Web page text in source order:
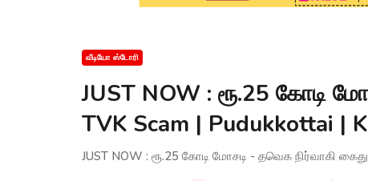
வீடியோ ஸ்டோரி
JUST NOW : ரூ.25 கோடி
TVK Scam | Pudukkottai |
JUST NOW : ரூ.25 கோடி மோசடி - தவெக நிர்வாகி